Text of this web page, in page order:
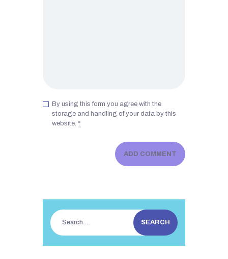
By using this form you agree with the
storage and handling of your data by this
website.*
Search
for: